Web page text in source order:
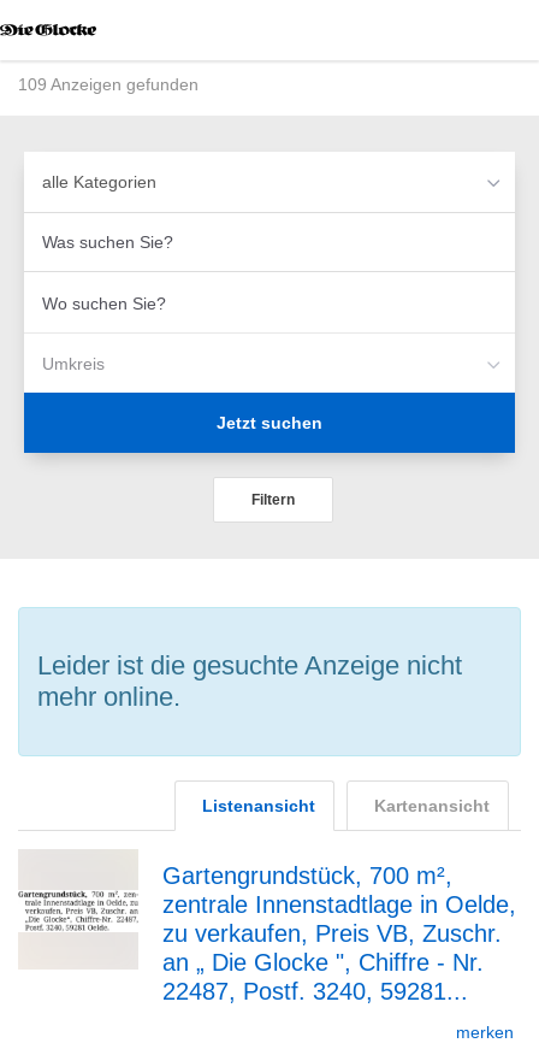
Modus
aktivieren
zur109 Anzeigen gefunden
alle Kategorien
suchen
Sie?
suchen
Umkreis
Jetzt suchen
Filtern
Leider ist die gesuchte Anzeige nicht
mehr online.
Kartenansicht
Listenansicht
zur
Gartengrundstück, 700 m²,
zentrale Innenstadtlage in Oelde,
zu verkaufen, Preis VB, Zuschr.
an „ Die Glocke ", Chiffre - Nr.
22487, Postf. 3240, 59281...
merken